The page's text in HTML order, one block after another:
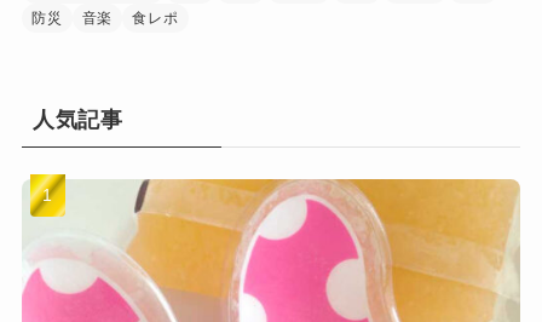
防災
音楽 食レポ
人気記事